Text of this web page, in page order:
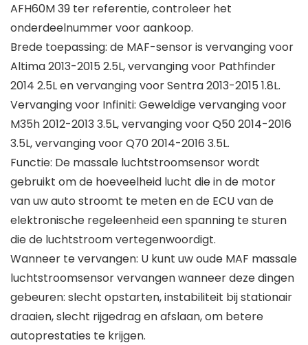
AFH60M 39 ter referentie, controleer het
onderdeelnummer voor aankoop.
Brede toepassing: de MAF-sensor is vervanging voor
Altima 2013-2015 2.5L, vervanging voor Pathfinder
2014 2.5L en vervanging voor Sentra 2013-2015 1.8L.
Vervanging voor Infiniti: Geweldige vervanging voor
M35h 2012-2013 3.5L, vervanging voor Q50 2014-2016
3.5L, vervanging voor Q70 2014-2016 3.5L.
Functie: De massale luchtstroomsensor wordt
gebruikt om de hoeveelheid lucht die in de motor
van uw auto stroomt te meten en de ECU van de
elektronische regeleenheid een spanning te sturen
die de luchtstroom vertegenwoordigt.
Wanneer te vervangen: U kunt uw oude MAF massale
luchtstroomsensor vervangen wanneer deze dingen
gebeuren: slecht opstarten, instabiliteit bij stationair
draaien, slecht rijgedrag en afslaan, om betere
autoprestaties te krijgen.